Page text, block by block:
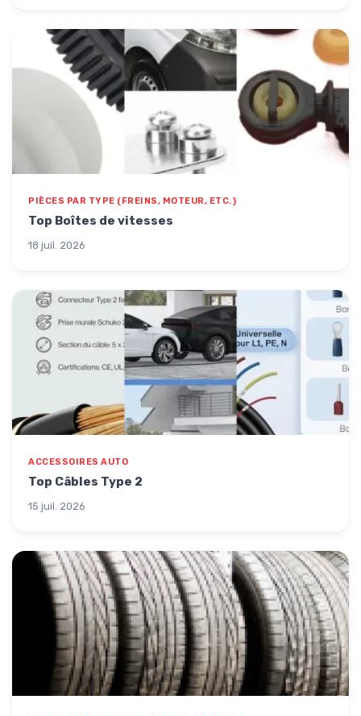
PIÈCES PAR TYPE (FREINS, MOTEUR, ETC.)
Top Boîtes de vitesses
18 juil. 2026
ACCESSOIRES AUTO
Top Câbles Type 2
15 juil. 2026